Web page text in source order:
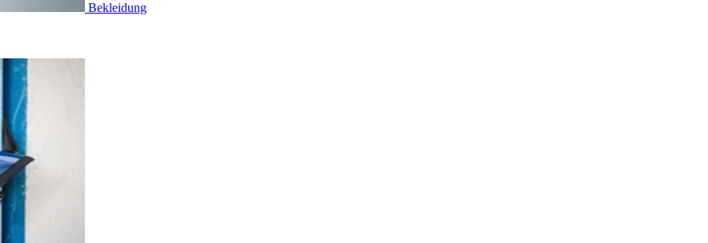
Bekleidung